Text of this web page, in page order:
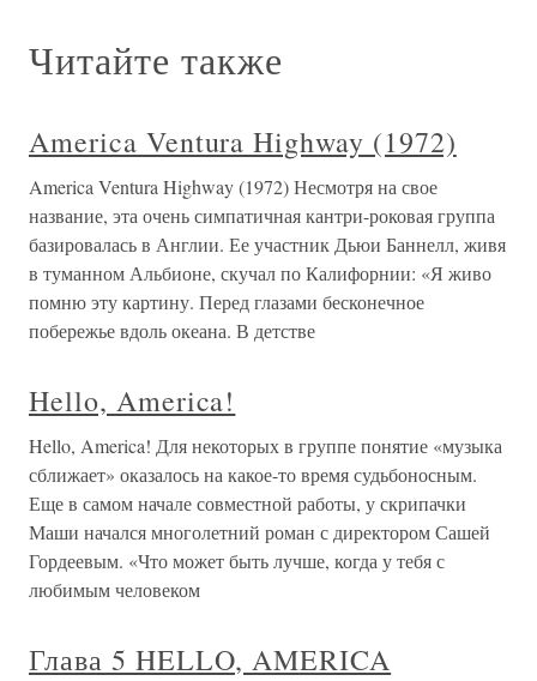
Читайте также
America Ventura Highway (1972)
America Ventura Highway (1972) Несмотря на свое
название, эта очень симпатичная кантри-роковая группа
базировалась в Англии. Ее участник Дьюи Баннелл, живя
в туманном Альбионе, скучал по Калифорнии: «Я живо
помню эту картину. Перед глазами бесконечное
побережье вдоль океана. В детстве
Hello, America!
Hello, America! Для некоторых в группе понятие «музыка
сближает» оказалось на какое-то время судьбоносным.
Еще в самом начале совместной работы, у скрипачки
Маши начался многолетний роман с директором Сашей
Гордеевым. «Что может быть лучше, когда у тебя с
любимым человеком
Глава 5 HELLO, AMERICA